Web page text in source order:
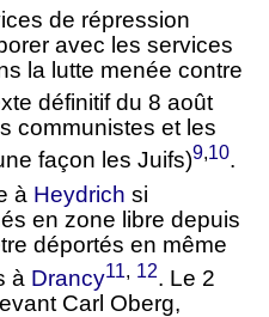
de répression
avec les services
la lutte menée contre
définitif du 8 août
communistes et les
façon les Juifs)9,10.
à Heydrich si
en zone libre depuis
déportés en même
à Drancy11, 12. Le 2
Carl Oberg,